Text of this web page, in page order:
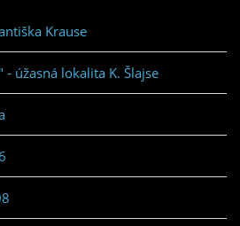
Krause
úžasná lokalita K. Šlajse